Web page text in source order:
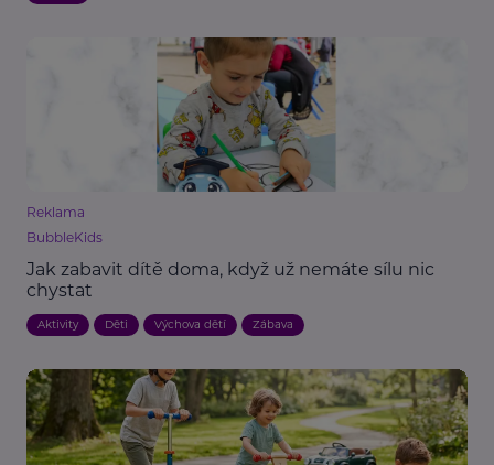
Reklama
BubbleKids
Jak zabavit dítě doma, když už nemáte sílu nic
chystat
Aktivity Děti Výchova dětí Zábava